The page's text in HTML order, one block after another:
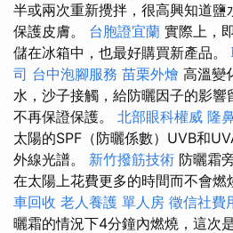
半或兩次重新攪拌，很高興知道鹽
保護皮膚。 台胞證宜蘭 實際上，
儲在冰箱中，也最好購買新產品。
司 台中泡腳服務 苗栗外燴 高溫變
水，沙子接觸，給防曬因子的影響
不再保證保護。 北部眼科權威 隆
太陽的SPF（防曬係數）UVB和
外線光譜。 新竹撥筋技術 防曬霜
在太陽上花費更多的時間而不會燃
車回收 老人養護 單人房 徵信社費
曬霜的情況下4分鐘內燃燒，這次